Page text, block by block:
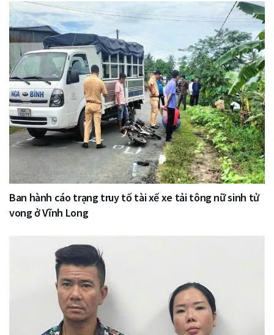
Ban hành cáo trạng truy tố tài xế xe tải tông nữ sinh tử
vong ở Vĩnh Long